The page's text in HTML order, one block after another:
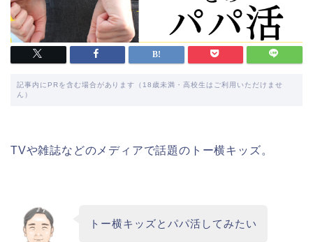
記事内にPRを含む場合があります（18歳未満・高校生はご利用いただけませ
ん）
TVや雑誌などのメディアで話題のトー横キッズ。
トー横キッズとパパ活してみたい